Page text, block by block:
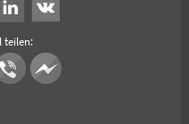
teilen: